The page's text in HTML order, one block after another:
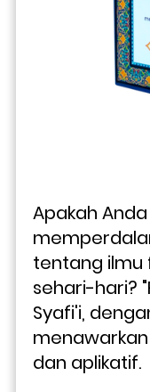
Apakah
tentang ilmu
sehari-hari?
Syafi'i,
dan aplikatif.